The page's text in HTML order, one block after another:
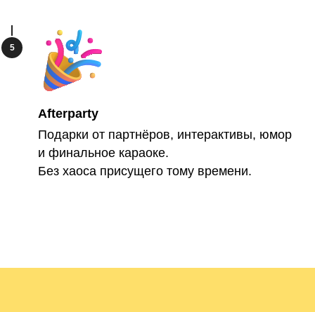
Afterparty
Подарки от партнёров, интерактивы, юмор
и финальное караоке.
Без хаоса присущего тому времени.